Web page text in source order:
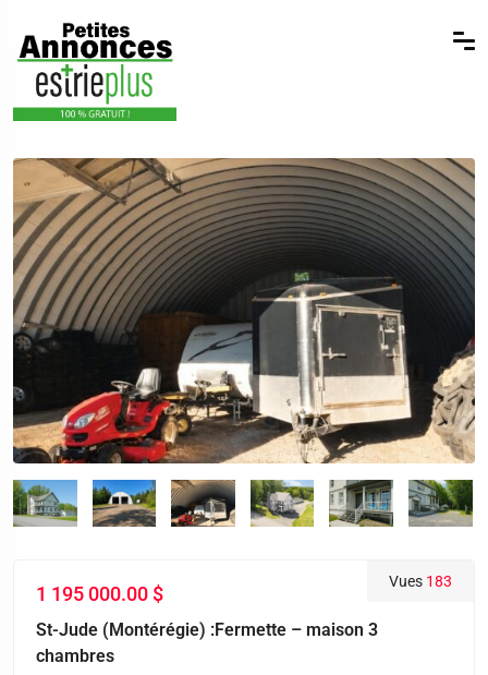
Vues 183
1 195 000.00 $
St-Jude (Montérégie) :Fermette – maison 3
chambres